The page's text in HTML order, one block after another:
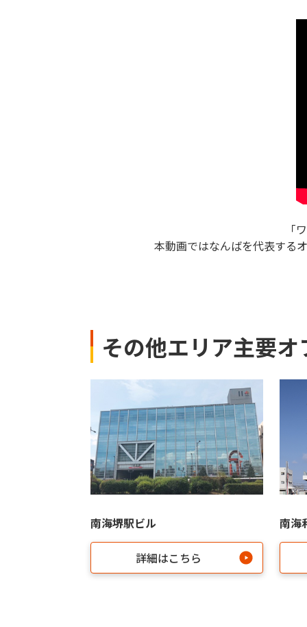
「
本動画ではなんばを代表する
その他エリア主要オ
南海堺駅ビル
詳細はこちら
南海